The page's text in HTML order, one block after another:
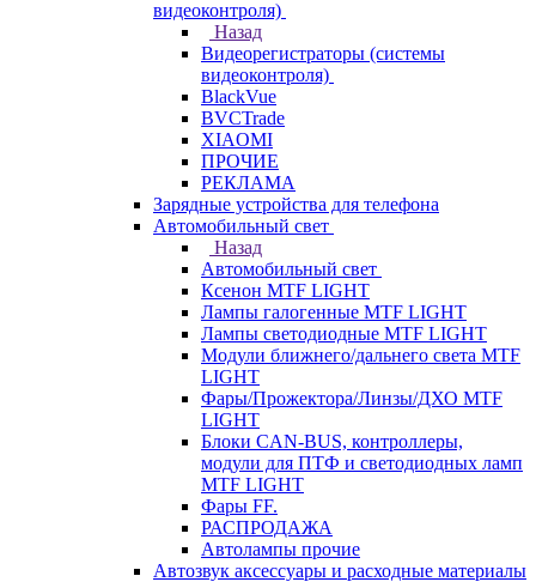
видеоконтроля)
Назад
Видеорегистраторы (системы
видеоконтроля)
BlackVue
BVCTrade
XIAOMI
ПРОЧИЕ
РЕКЛАМА
Зарядные устройства для телефона
Автомобильный свет
Назад
Автомобильный свет
Ксенон MTF LIGHT
Лампы галогенные MTF LIGHT
Лампы светодиодные MTF LIGHT
Модули ближнего/дальнего света MTF
LIGHT
Фары/Прожектора/Линзы/ДХО MTF
LIGHT
Блоки CAN-BUS, контроллеры,
модули для ПТФ и светодиодных ламп
MTF LIGHT
Фары FF.
РАСПРОДАЖА
Автолампы прочие
Автозвук аксессуары и расходные материалы